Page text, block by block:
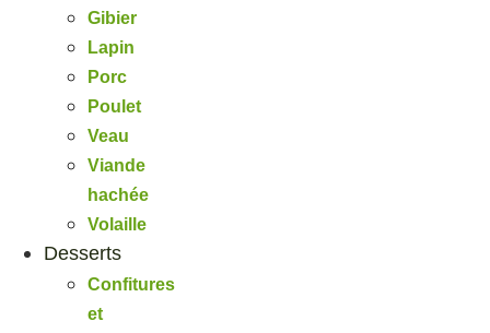
Gibier
Lapin
Porc
Poulet
Veau
Viande
hachée
Volaille
Desserts
Confitures
et